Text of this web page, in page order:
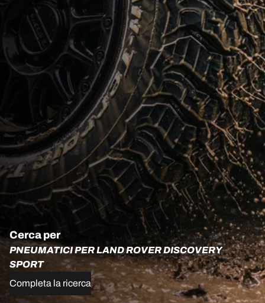
Cerca per
PNEUMATICI PER LAND ROVER DISCOVERY
SPORT
Completa la ricerca